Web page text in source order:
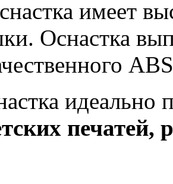
имеет
Оснастка
идеально